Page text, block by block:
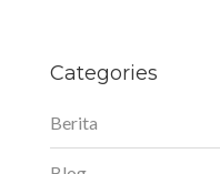
Categories
Berita